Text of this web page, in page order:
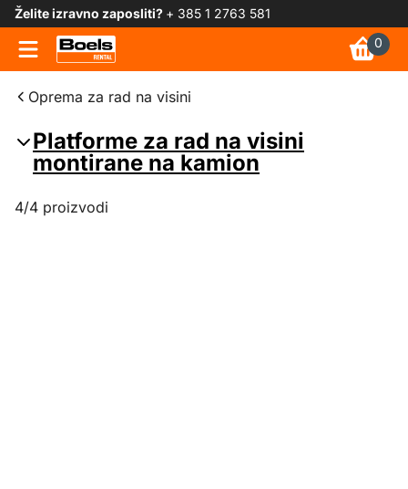
Želite izravno zaposliti? + 385 1 2763 581
0
Oprema za rad na visini
Platforme za rad na visini
montirane na kamion
4/4 proizvodi